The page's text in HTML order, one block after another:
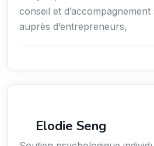
conseil et d’accompagnement
auprès d’entrepreneurs,
Elodie Seng